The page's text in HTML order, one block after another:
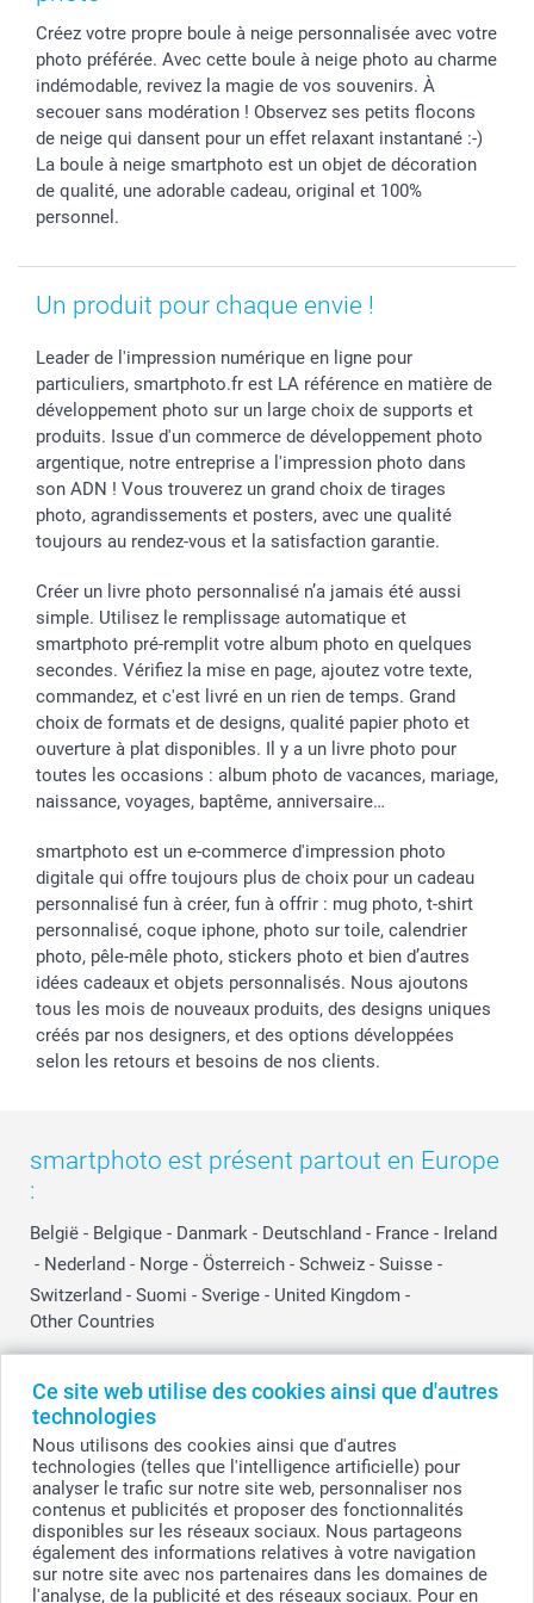
Ce site web utilise des cookies ainsi que d'autres
technologies
Nous utilisons des cookies ainsi que d'autres
technologies (telles que l'intelligence artificielle) pour
analyser le trafic sur notre site web, personnaliser nos
contenus et publicités et proposer des fonctionnalités
disponibles sur les réseaux sociaux. Nous partageons
également des informations relatives à votre navigation
sur notre site avec nos partenaires dans les domaines de
l'analyse, de la publicité et des réseaux sociaux. Pour en
Dénicheur d'idées cadeau
Baptême
Toussaint
Rentrée des classes
Saint-Valentin
Vacances
Gestion des cookies
Tarifs
Partenariats & Influence
Investisseurs
Livraison
Modes de paiement
Grandes quantités
Statut de ma commande
Créez votre propre boule à neige personnalisée avec votre
photo préférée. Avec cette boule à neige photo au charme
indémodable, revivez la magie de vos souvenirs. À
secouer sans modération ! Observez ses petits flocons
de neige qui dansent pour un effet relaxant instantané :-)
La boule à neige smartphoto est un objet de décoration
de qualité, une adorable cadeau, original et 100%
personnel.
Un produit pour chaque envie !
Leader de l'impression numérique en ligne pour
particuliers, smartphoto.fr est LA référence en matière de
développement photo sur un large choix de supports et
produits. Issue d'un commerce de développement photo
argentique, notre entreprise a l'impression photo dans
son ADN ! Vous trouverez un grand choix de tirages
photo, agrandissements et posters, avec une qualité
toujours au rendez-vous et la satisfaction garantie.
Créer un livre photo personnalisé n’a jamais été aussi
simple. Utilisez le remplissage automatique et
smartphoto pré-remplit votre album photo en quelques
secondes. Vérifiez la mise en page, ajoutez votre texte,
commandez, et c'est livré en un rien de temps. Grand
choix de formats et de designs, qualité papier photo et
ouverture à plat disponibles. Il y a un livre photo pour
toutes les occasions : album photo de vacances, mariage,
naissance, voyages, baptême, anniversaire…
smartphoto est un e-commerce d'impression photo
digitale qui offre toujours plus de choix pour un cadeau
personnalisé fun à créer, fun à offrir : mug photo, t-shirt
personnalisé, coque iphone, photo sur toile, calendrier
photo, pêle-mêle photo, stickers photo et bien d’autres
idées cadeaux et objets personnalisés. Nous ajoutons
tous les mois de nouveaux produits, des designs uniques
créés par nos designers, et des options développées
selon les retours et besoins de nos clients.
smartphoto est présent partout en Europe
:
België - Belgique - Danmark - Deutschland - France - Ireland
- Nederland - Norge - Österreich - Schweiz - Suisse -
Switzerland - Suomi - Sverige - United Kingdom -
Other Countries
© smartphoto group. Tous droits réservés
smartphoto group SA.
Siège social : Kwatrechtsteenweg 160, 9230 Wetteren, Belgique
Numéro de TVA BE 0405.706.755
Numéro d'entreprise 0405.706.755.
Coordonnées bancaires: IBAN BE71 2850 2711 5569 - BIC: GEBABEBB
Tous les prix sont en EURO (€), TVA incluse et hors frais de port.